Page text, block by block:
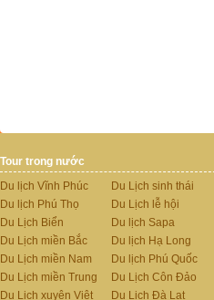
Tour trong nước
Du lịch Vĩnh Phúc
Du lịch Phú Thọ
Du Lịch Biển
Du Lịch miền Bắc
Du Lịch miền Nam
Du Lịch miền Trung
Du Lịch xuyên Việt
Du Lịch sinh thái
Du Lịch lễ hội
Du lịch Sapa
Du lịch Hạ Long
Du lịch Phú Quốc
Du Lịch Côn Đảo
Du Lịch Đà Lạt